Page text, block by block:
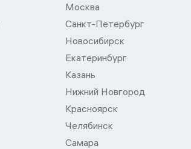
Москва
Санкт-Петербург
Новосибирск
Екатеринбург
Казань
Нижний Новгород
Красноярск
Челябинск
Самара